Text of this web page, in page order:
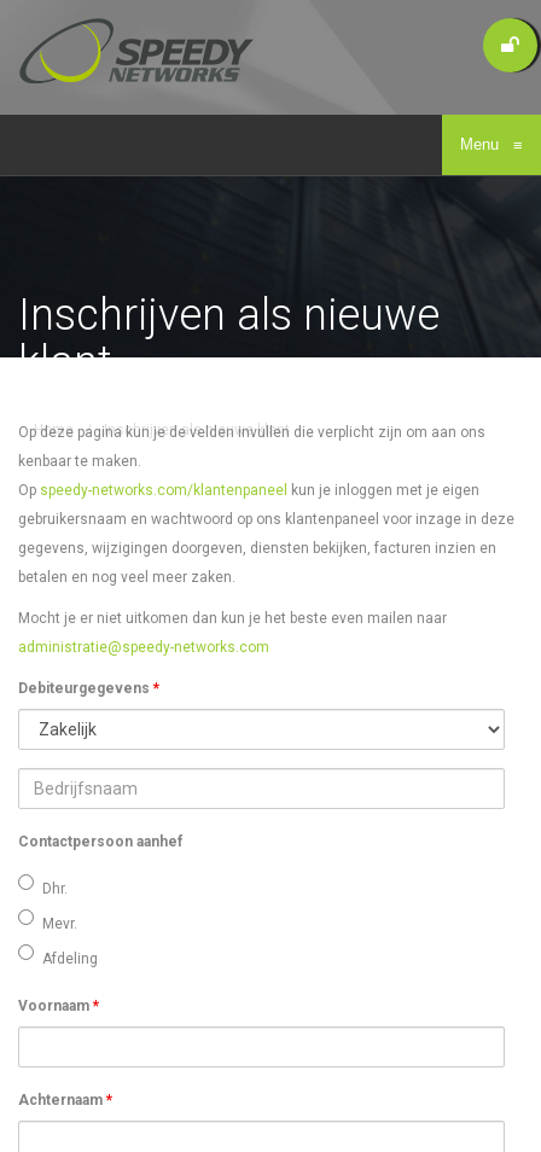
Menu ≡
Inschrijven als nieuwe
klant
Home / Inschrijven als nieuwe klant
Op deze pagina kun je de velden invullen die verplicht zijn om aan ons
kenbaar te maken.
Op speedy-networks.com/klantenpaneel kun je inloggen met je eigen
gebruikersnaam en wachtwoord op ons klantenpaneel voor inzage in deze
gegevens, wijzigingen doorgeven, diensten bekijken, facturen inzien en
betalen en nog veel meer zaken.
Mocht je er niet uitkomen dan kun je het beste even mailen naar
administratie@speedy-networks.com
Debiteurgegevens *
Bedrijfsnaam
Contactpersoon aanhef
Dhr.
Mevr.
Afdeling
Voornaam *
Achternaam *